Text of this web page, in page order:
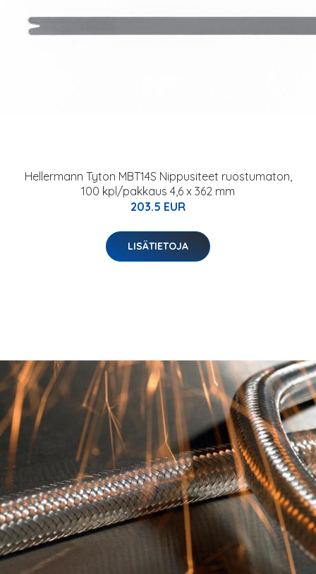
Hellermann Tyton MBT14S Nippusiteet ruostumaton,
100 kpl/pakkaus 4,6 x 362 mm
203.5 EUR
LISÄTIETOJA